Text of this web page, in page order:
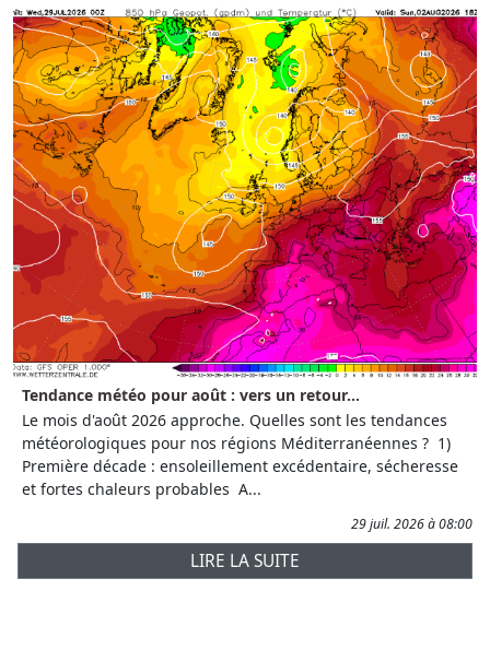
Tendance météo pour août : vers un retour...
Le mois d'août 2026 approche. Quelles sont les tendances
météorologiques pour nos régions Méditerranéennes ? 1)
Première décade : ensoleillement excédentaire, sécheresse
et fortes chaleurs probables A...
29 juil. 2026 à 08:00
LIRE LA SUITE